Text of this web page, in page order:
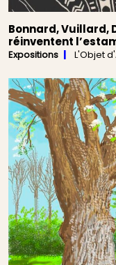
Bonnard, Vuillard,
réinventent
Expositions L'Objet